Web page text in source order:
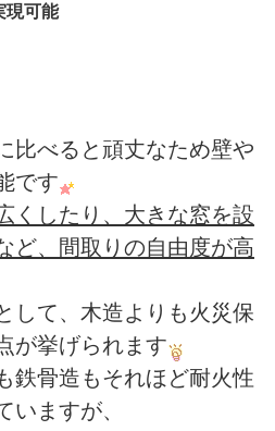
現可能
比べると頑丈なため壁や
です
くしたり、大きな窓を設
ど、間取りの自由度が高
して、木造よりも火災保
が挙げられます
鉄骨造もそれほど耐火性
いますが、